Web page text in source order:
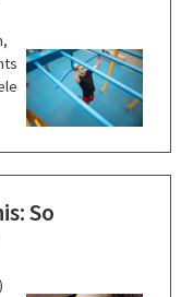
So